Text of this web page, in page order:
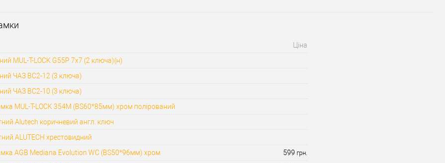
Ціна
MUL-T-LOCK G55P 7x7 (2 ключа)(н)
ЧАЗ ВС2-12 (3 ключа)
ЧАЗ ВС2-10 (3 ключа)
MUL-T-LOCK 354M (BS60*85мм) хром полірований
Alutech коричневий англ. ключ
ALUTECH хрестовидний
AGB Mediana Evolution WC (BS50*96мм) хром
599 грн.